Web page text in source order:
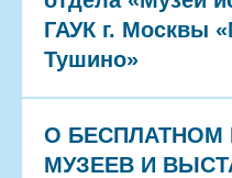
ГАУК г. Москвы
Тушино»
О
МУЗЕЕВ И